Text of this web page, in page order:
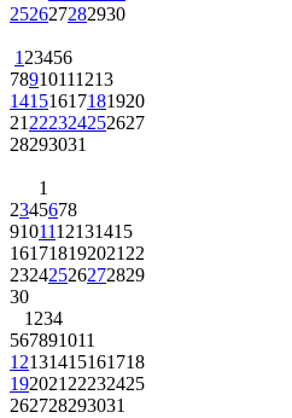
252627282930
1 23456
78910111213
14151617181920
21 222324252627
28293031
1
2345678
9101112131415
161718192021 22
23242526272829
30
1 234
567891011
12131415161718
192021 22232425
262728293031